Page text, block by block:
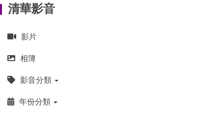
清華影音
影片
相簿
影音分類
年份分類